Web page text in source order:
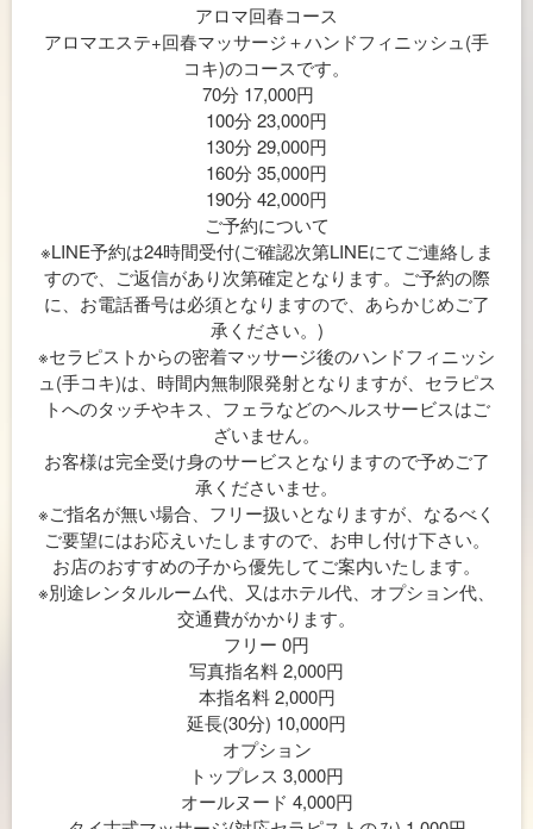
アロマ回春コース
アロマエステ+回春マッサージ＋ハンドフィニッシュ(手
コキ)のコースです。
70分 17,000円
100分 23,000円
130分 29,000円
160分 35,000円
190分 42,000円
ご予約について
※LINE予約は24時間受付(ご確認次第LINEにてご連絡しま
すので、ご返信があり次第確定となります。ご予約の際
に、お電話番号は必須となりますので、あらかじめご了
承ください。)
※セラピストからの密着マッサージ後のハンドフィニッシ
ュ(手コキ)は、時間内無制限発射となりますが、セラピス
トへのタッチやキス、フェラなどのヘルスサービスはご
ざいません。
お客様は完全受け身のサービスとなりますので予めご了
承くださいませ。
※ご指名が無い場合、フリー扱いとなりますが、なるべく
ご要望にはお応えいたしますので、お申し付け下さい。
お店のおすすめの子から優先してご案内いたします。
※別途レンタルルーム代、又はホテル代、オプション代、
交通費がかかります。
フリー 0円
写真指名料 2,000円
本指名料 2,000円
延長(30分) 10,000円
オプション
トップレス 3,000円
オールヌード 4,000円